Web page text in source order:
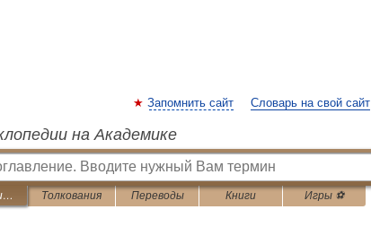
Запомнить сайт Словарь на свой сайт
на Академике
Словарь книжников и книжности Древней Руси Толкования Переводы Книги Игры ⚽